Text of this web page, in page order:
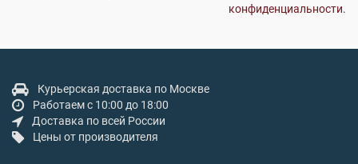
конфиденциальности.
Курьерская доставка по Москве
Работаем с 10:00 до 18:00
Доставка по всей России
Цены от производителя